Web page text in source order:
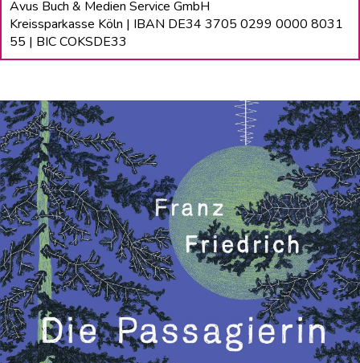
Avus Buch & Medien Service GmbH
Kreissparkasse Köln | IBAN DE34 3705 0299 0000 8031
55 | BIC COKSDE33